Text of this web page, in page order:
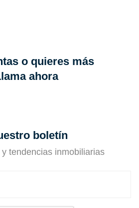
o quieres más
ahora
boletín
tendencias inmobiliarias